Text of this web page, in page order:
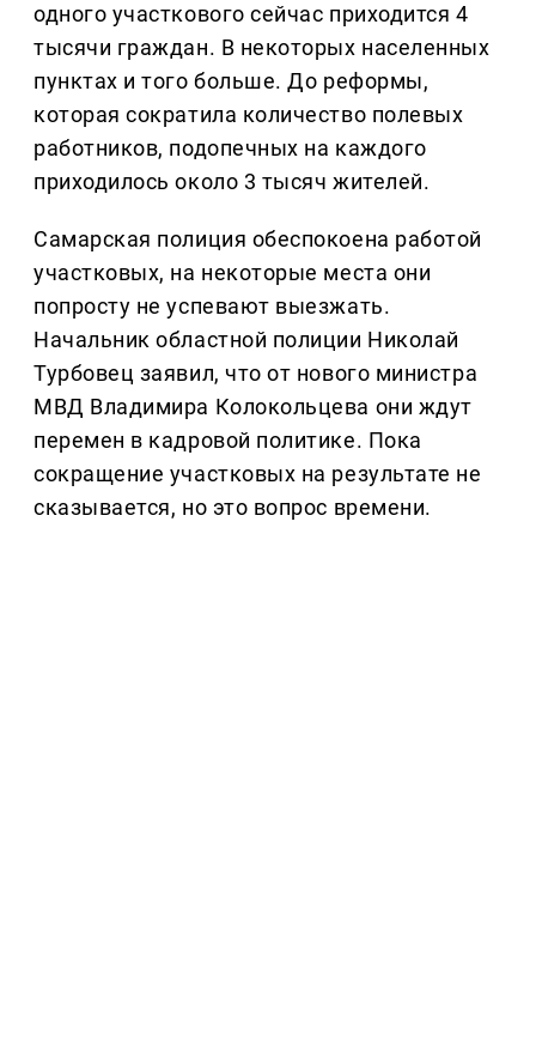
одного участкового сейчас приходится 4
тысячи граждан. В некоторых населенных
пунктах и того больше. До реформы,
которая сократила количество полевых
работников, подопечных на каждого
приходилось около 3 тысяч жителей.
Самарская полиция обеспокоена работой
участковых, на некоторые места они
попросту не успевают выезжать.
Начальник областной полиции Николай
Турбовец заявил, что от нового министра
МВД Владимира Колокольцева они ждут
перемен в кадровой политике. Пока
сокращение участковых на результате не
сказывается, но это вопрос времени.